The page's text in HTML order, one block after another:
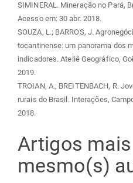
SIMINERAL. Mineração no Pará,
Acesso em: 30 abr. 2018.
SOUZA, L.; BARROS, J.
tocantinense: um panorama dos
indicadores. Ateliê Geográfico,
2019.
TROIAN, A.; BREITENBACH, R.
rurais do Brasil. Interações,
2018.
Artigos
mesmo(s)